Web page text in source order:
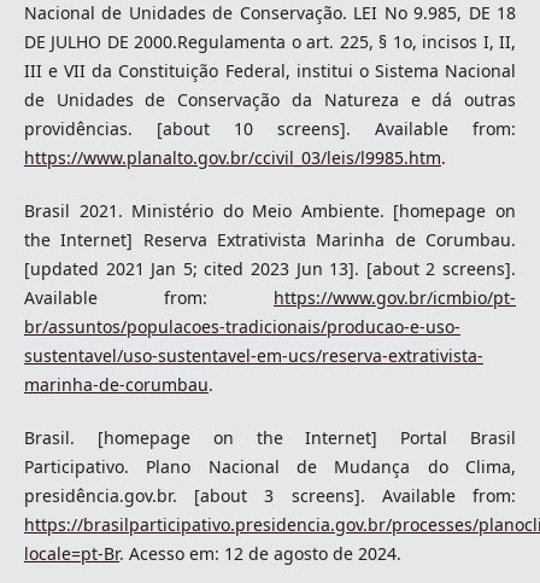
Nacional de Unidades de Conservação. LEI No 9.985, DE 18
DE JULHO DE 2000.Regulamenta o art. 225, § 1o, incisos I, II,
III e VII da Constituição Federal, institui o Sistema Nacional
de Unidades de Conservação da Natureza e dá outras
providências. [about 10 screens]. Available from:
https://www.planalto.gov.br/ccivil_03/leis/l9985.htm.
Brasil 2021. Ministério do Meio Ambiente. [homepage on
the Internet] Reserva Extrativista Marinha de Corumbau.
[updated 2021 Jan 5; cited 2023 Jun 13]. [about 2 screens].
Available from: https://www.gov.br/icmbio/pt-
br/assuntos/populacoes-tradicionais/producao-e-uso-
sustentavel/uso-sustentavel-em-ucs/reserva-extrativista-
marinha-de-corumbau.
Brasil. [homepage on the Internet] Portal Brasil
Participativo. Plano Nacional de Mudança do Clima,
presidência.gov.br. [about 3 screens]. Available from:
https://brasilparticipativo.presidencia.gov.br/processes/
locale=pt-Br. Acesso em: 12 de agosto de 2024.